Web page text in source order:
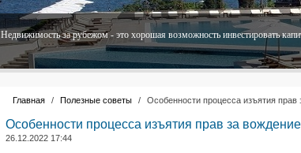
Недвижимость за рубежом - это хорошая возможность инвестировать
Главная / Полезные советы / Особенности процесса изъятия прав
Особенности процесса изъятия прав за
26.12.2022 17:44